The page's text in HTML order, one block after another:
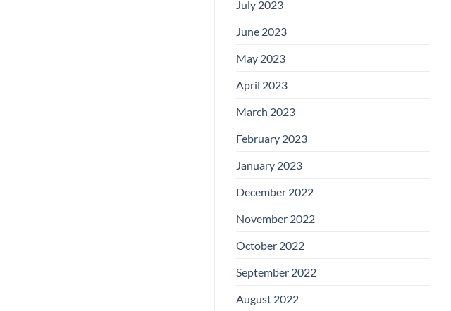
July 2023
June 2023
May 2023
April 2023
March 2023
February 2023
January 2023
December 2022
November 2022
October 2022
September 2022
August 2022